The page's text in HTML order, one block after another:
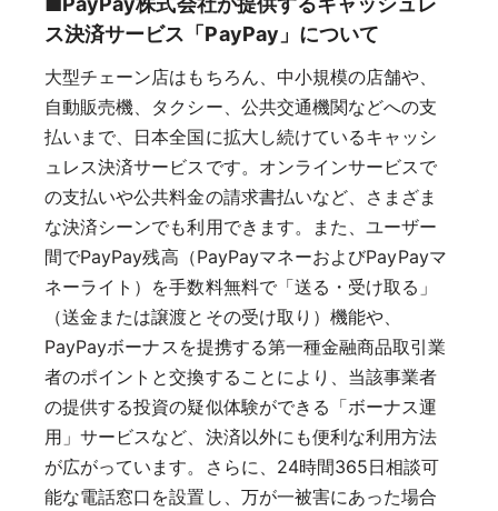
ス決済サービス「PayPay」について
大型チェーン店はもちろん、中小規模の店舗や、
自動販売機、タクシー、公共交通機関などへの支
払いまで、日本全国に拡大し続けているキャッシ
ュレス決済サービスです。オンラインサービスで
の支払いや公共料金の請求書払いなど、さまざま
な決済シーンでも利用できます。また、ユーザー
間でPayPay残高（PayPayマネーおよびPayPayマ
ネーライト）を手数料無料で「送る・受け取る」
（送金または譲渡とその受け取り）機能や、
PayPayボーナスを提携する第一種金融商品取引業
者のポイントと交換することにより、当該事業者
の提供する投資の疑似体験ができる「ボーナス運
用」サービスなど、決済以外にも便利な利用方法
が広がっています。さらに、24時間365日相談可
能な電話窓口を設置し、万が一被害にあった場合